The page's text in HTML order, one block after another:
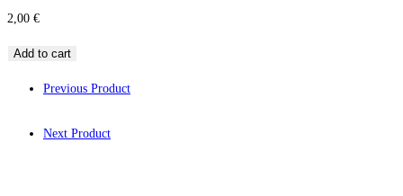
2,00 €
Add to cart
Previous Product
Next Product